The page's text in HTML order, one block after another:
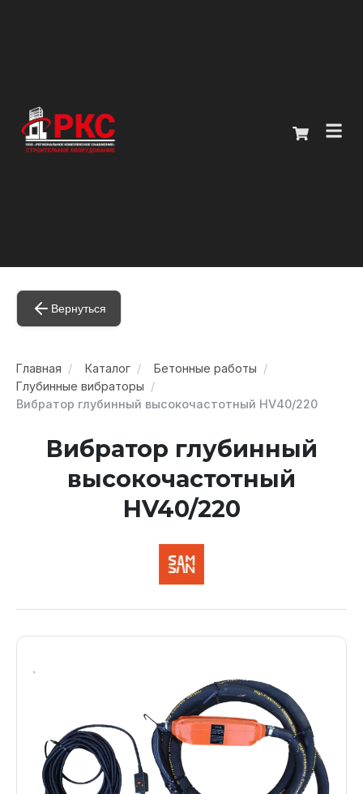
Вернуться
Главная Каталог
Бетонные работы
Глубинные вибраторы
Вибратор глубинный высокочастотный HV40/220
Вибратор глубинный
высокочастотный
HV40/220